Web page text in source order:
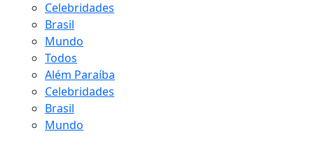
Celebridades
Brasil
Mundo
Todos
Além Paraíba
Celebridades
Brasil
Mundo